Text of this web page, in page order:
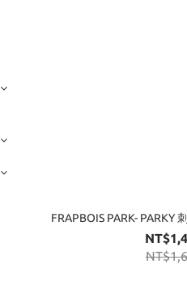
FRAPBOIS PARK- PARKY